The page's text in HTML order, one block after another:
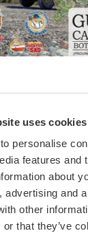
uses cookies
personalise
features and
about
advertising and
other
or that they’ve
que quieras